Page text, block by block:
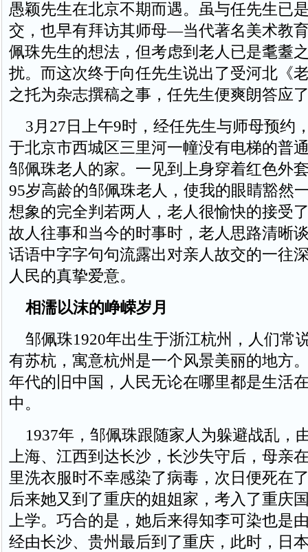
愚颖先生在北京不期而遇。虽与任先生已
交，也早有拜访其师母—当代著名美术教
佩珠先生的想法，但考虑到老人已是耄耋
扰。而这次终于向任先生说出了受河北《
之托为杂志撰稿之事，任先生便爽朗答应
3月27日上午9时，经任先生与师母预约
于北京市西城区三里河一幢没有电梯的普
邹佩珠老人的家。一见到上身穿着红色外
95岁高龄的邹佩珠老人，使我的眼睛豁然
想象的完全判若两人，老人很愉快的接受
故人往事和当今的时事时，老人思路清晰
话语中字字句句流露出对亲人故交的一往
人民的真挚爱意。
相濡以沫的峥嵘岁月
邹佩珠1920年出生于浙江杭州，人们常
有苏杭，寓意杭州是一个风景美丽的地方
年代的旧中国，人民无论在哪里都是生活
中。
1937年，邹佩珠跟随家人为躲避战乱，
上海、江西到达长沙，长沙失守后，母亲
里洗衣服时不幸感染了病毒，次日便死在
后来她又到了重庆的姐姐家，考入了重庆
上学。巧合的是，她后来得知李可染也是
经由长沙、贵州最后到了重庆，此时，日